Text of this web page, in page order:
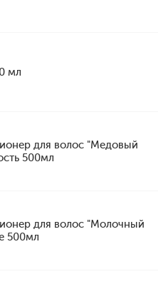
мл
для волос "Медовый
500мл
для волос "Молочный
500мл